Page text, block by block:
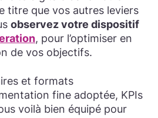
titre que vos autres leviers
observez votre dispositif
, pour l’optimiser en
de vos objectifs.
et formats
fine adoptée, KPIs
voilà bien équipé pour